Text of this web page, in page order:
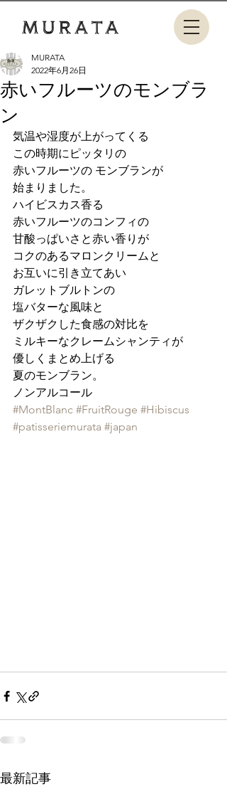
赤いフルーツのモンブラ
ン
MURATA
2022年6月26日
気温や湿度が上がってくる
この時期にピッタリの
赤いフルーツの モンブランが
始まりました。
ハイビスカス香る
赤いフルーツのコンフィの
甘酸っぱいさと赤い香りが
コクのあるマロンクリームと
お互いに引き立てあい
ガレットブルトンの
塩バターな風味と
ザクザクした食感の対比を
ミルキーなクレームシャンティが
優しくまとめ上げる
夏のモンブラン。
ノンアルコール
#MontBlanc #FruitRouge #Hibiscus
#patisseriemurata #japan
最新記事